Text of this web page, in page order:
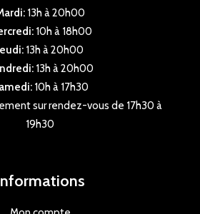
13h à 20h00
10h à 18h00
13h à 20h00
13h à 20h00
10h à 17h30
sur rendez-vous de 17h30 à
19h30